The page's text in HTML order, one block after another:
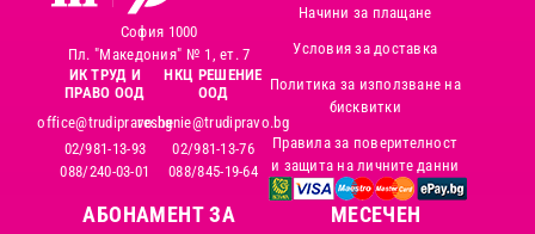
София 1000
Пл. "Македония" № 1, ет. 7
ИК ТРУД И
ПРАВО ООД
office@trudipravo.bg
02/981-13-93
088/240-03-01
НКЦ РЕШЕНИЕ
ООД
reshenie@trudipravo.bg
02/981-13-76
088/845-19-64
Начини за плащане
Условия за доставка
Политика за използване на
бисквитки
Правила за поверителност
и защита на личните данни
АБОНАМЕНТ ЗА
MЕСЕЧЕН